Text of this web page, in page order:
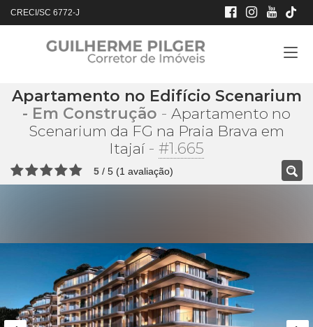
CRECI/SC 6772-J
Apartamento no Edifício Scenarium
- Em Construção - Apartamento no
Scenarium da FG na Praia Brava em
Itajaí- #1.665
5 / 5 (1 avaliação)